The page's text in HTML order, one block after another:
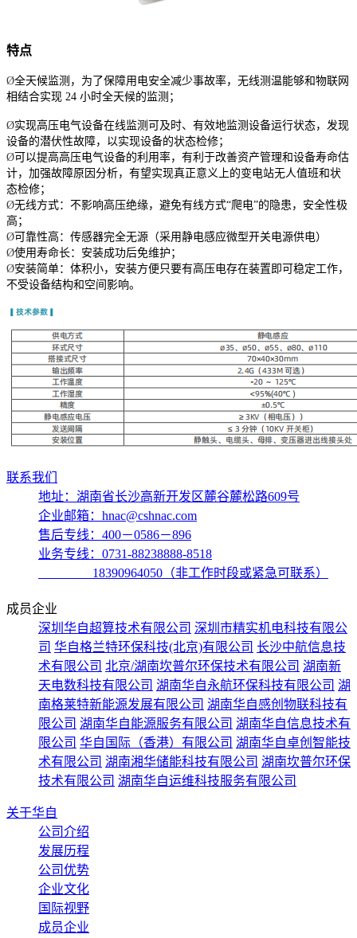
特点
Ø全天候监测，为了保障用电安全减少事故率，无线测温能够和物联网
相结合实现 24 小时全天候的监测；
Ø实现高压电气设备在线监测可及时、有效地监测设备运行状态，发现
设备的潜伏性故障，以实现设备的状态检修；
Ø可以提高高压电气设备的利用率，有利于改善资产管理和设备寿命估
计，加强故障原因分析，有望实现真正意义上的变电站无人值班和状
态检修；
Ø无线方式：不影响高压绝缘，避免有线方式“爬电”的隐患，安全性极
高；
Ø可靠性高：传感器完全无源（采用静电感应微型开关电源供电）
Ø使用寿命长：安装成功后免维护；
Ø安装简单：体积小，安装方便只要有高压电存在装置即可稳定工作，
不受设备结构和空间影响。
联系我们
地址：湖南省长沙高新开发区麓谷麓松路609号
企业邮箱：hnac@cshnac.com
售后专线：400－0586－896
业务专线：0731-88238888-8518
18390964050（非工作时段或紧急可联系）
成员企业
深圳华自超算技术有限公司 深圳市精实机电科技有限公
司 华自格兰特环保科技(北京)有限公司 长沙中航信息技
术有限公司 北京/湖南坎普尔环保技术有限公司 湖南新
天电数科技有限公司 湖南华自永航环保科技有限公司 湖
南格莱特新能源发展有限公司 湖南华自感创物联科技有
限公司 湖南华自能源服务有限公司 湖南华自信息技术有
限公司 华自国际（香港）有限公司 湖南华自卓创智能技
术有限公司 湖南湘华储能科技有限公司 湖南坎普尔环保
技术有限公司 湖南华自运维科技服务有限公司
关于华自
公司介绍
发展历程
公司优势
企业文化
国际视野
成员企业